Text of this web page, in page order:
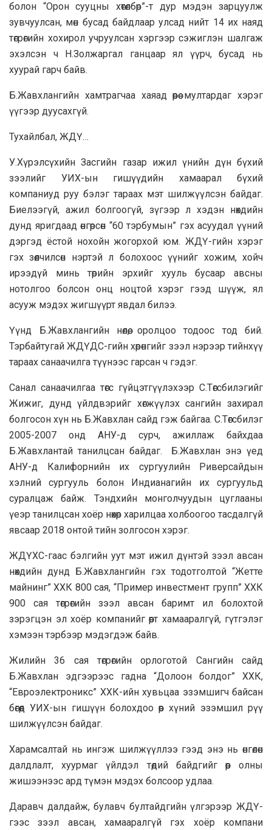
болон “Орон сууцны хөтөлбөр”-т дур мэдэн зарцуулж
зувчуулсан, мөн бусад байдлаар улсад нийт 14 их наяд
төгрөгийн хохирол учруулсан хэргээр сэжиглэн шалгаж
эхэлсэн ч Н.Золжаргал ганцаар ял үүрч, бусад нь
хуурай гарч байв.
Б.Жавхлангийн хамтрагчаа хаяад өөрөө мултардаг хэрэг
үүгээр дуусахгүй.
Тухайлбал, ЖДҮ…
У.Хүрэлсүхийн Засгийн газар ижил үнийн дүн бүхий
зээлийг УИХ-ын гишүүдийн хамаарал бүхий
компаниуд руу бэлэг тараах мэт шилжүүлсэн байдаг.
Биелээгүй, ажил болгоогүй, зүгээр л хэдэн нөхдийн
дунд яригдаад өнгөрсөн “60 тэрбумын” гэх асуудал үүний
дэргэд ёстой нохойн жогорхой юм. ЖДҮ-гийн хэрэг
гэх зөөлчилсөн нэртэй л болохоос үүнийг хожим, хойч
ирээдүй минь төрийн эрхийг хууль бусаар авсны
нотолгоо болсон онц ноцтой хэрэг гээд шүүж, ял
асууж мэдэх жигшүүрт явдал билээ.
Үүнд Б.Жавхлангийн нөлөө, оролцоо тодоос тод бий.
Тэрбайтугай ЖДҮДС-гийн хөрөнгийг зээл нэрээр тийнхүү
тараах санаачилга түүнээс гарсан ч гэдэг.
Санал санаачилгаа төгс гүйцэтгүүлэхээр С.Төгсбилэгийг
Жижиг, дунд үйлдвэрийг хөгжүүлэх сангийн захирал
болгосон хүн нь Б.Жавхлан сайд гэж байгаа. С.Төгсбилэг
2005-2007 онд АНУ-д сурч, ажиллаж байхдаа
Б.Жавхлантай танилцсан байдаг. Б.Жавхлан энэ үед
АНУ-д Калифорнийн их сургуулийн Риверсайдын
хэлний сургууль болон Индианагийн их сургуульд
суралцаж байж. Тэндхийн монголчуудын цуглааны
үеэр танилцсан хоёр нөхөр харилцаа холбоогоо тасдалгүй
явсаар 2018 онтой тийн золгосон хэрэг.
ЖДҮХС-гаас бэлгийн уут мэт ижил дүнтэй зээл авсан
нөхдийн дунд Б.Жавхлангийн гэх тодотголтой “Жетте
майнинг” ХХК 800 сая, “Пример инвестмент групп” ХХК
900 сая төгрөгийн зээл авсан баримт ил болохтой
зэрэгцэн эл хоёр компанийг өөрт хамааралгүй, гүтгэлэг
хэмээн тэрбээр мэдэгдэж байв.
Жилийн 36 сая төгрөгийн орлоготой Сангийн сайд
Б.Жавхлан эдгээрээс гадна “Долоон болдог” ХХК,
“Евроэлектроникс” ХХК-ийн хувьцаа эзэмшигч байсан
бөгөөд УИХ-ын гишүүн болохдоо өөр хүний эзэмшил рүү
шилжүүлсэн байдаг.
Харамсалтай нь ингэж шилжүүллээ гээд энэ нь өнгөлөн
далдлалт, хуурмаг үйлдэл төдий байдгийг өөр олны
жишээнээс ард түмэн мэдэх болсоор удлаа.
Даравч далдайж, булавч бултайдгийн үлгэрээр ЖДҮ-
гээс зээл авсан, хамааралгүй гэх хоёр компани